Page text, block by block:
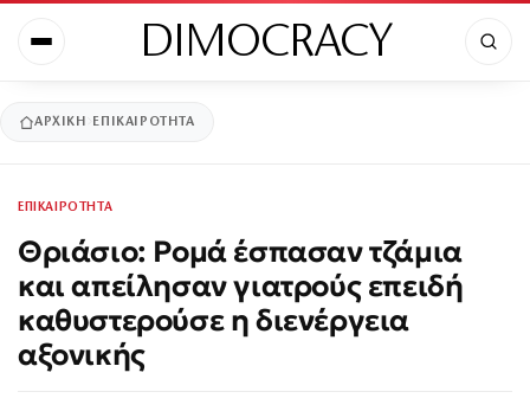
DIMOCRACY
ΑΡΧΙΚΉ ΕΠΙΚΑΙΡΟΤΗΤΑ
ΕΠΙΚΑΙΡΟΤΗΤΑ
Θριάσιο: Ρομά έσπασαν τζάμια
και απείλησαν γιατρούς επειδή
καθυστερούσε η διενέργεια
αξονικής